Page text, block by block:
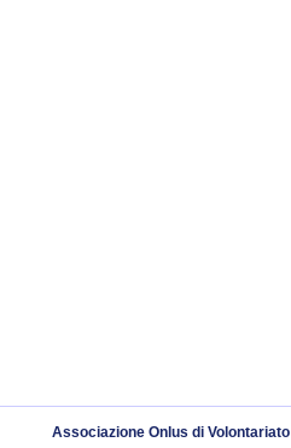
Associazione Onlus di